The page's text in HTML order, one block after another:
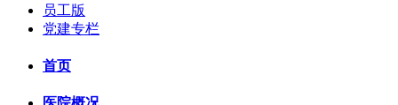
员工版
党建专栏
首页